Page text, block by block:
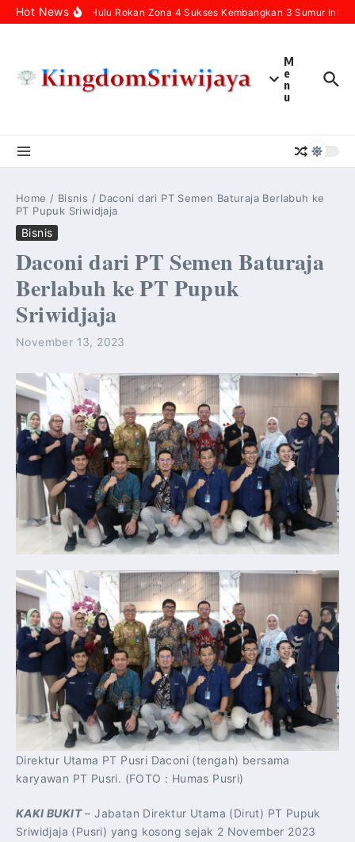
Skip to content
Hot News
Pertamina Hulu Rokan Zona 4 Sukses Kembangkan 3 Sumur Infill
M
e
n
u
Home / Bisnis / Daconi dari PT Semen Baturaja Berlabuh ke
PT Pupuk Sriwidjaja
Bisnis
Daconi dari PT Semen Baturaja
Berlabuh ke PT Pupuk
Sriwidjaja
November 13, 2023
Direktur Utama PT Pusri Daconi (tengah) bersama
karyawan PT Pusri. (FOTO : Humas Pusri)
KAKI BUKIT– Jabatan Direktur Utama (Dirut) PT Pupuk
Sriwidjaja (Pusri) yang kosong sejak 2 November 2023